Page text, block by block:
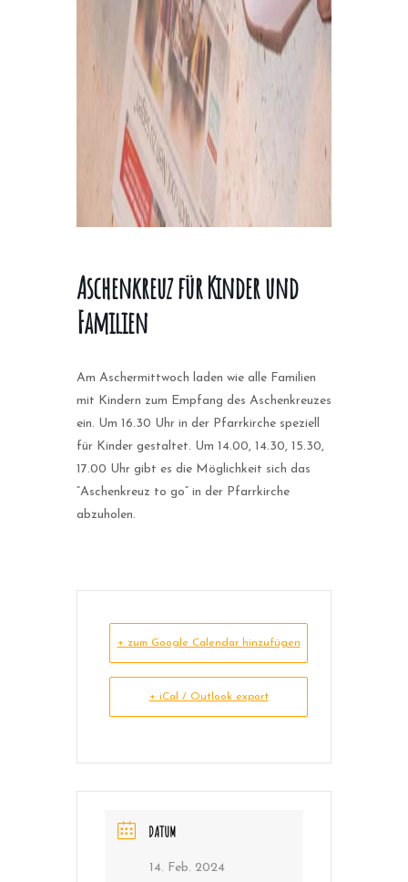
Aschenkreuz für Kinder und
Familien
Am Aschermittwoch laden wie alle Familien
mit Kindern zum Empfang des Aschenkreuzes
ein. Um 16.30 Uhr in der Pfarrkirche speziell
für Kinder gestaltet. Um 14.00, 14.30, 15.30,
17.00 Uhr gibt es die Möglichkeit sich das
“Aschenkreuz to go” in der Pfarrkirche
abzuholen.
+ zum Google Calendar hinzufügen
+ iCal / Outlook export
DATUM
14. Feb. 2024